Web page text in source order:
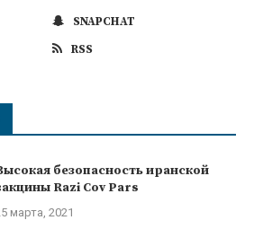
SNAPCHAT
RSS
безопасность иранской
Razi Cov Pars
марта, 2021